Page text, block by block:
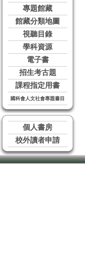
專題館藏
館藏分類地圖
視聽目錄
學科資源
電子書
招生考古題
課程指定用書
國科會人文社會專題書目
個人書房
校外讀者申請